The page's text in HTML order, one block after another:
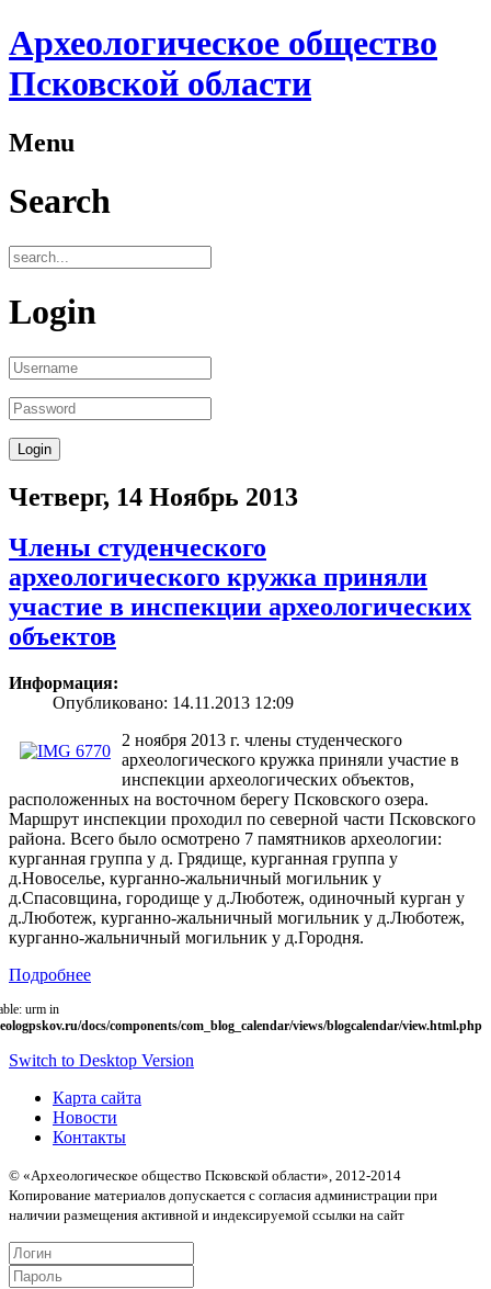
Археологическое общество
Псковской области
Menu
Search
Login
Четверг, 14 Ноябрь 2013
Члены студенческого
археологического кружка приняли
участие в инспекции археологических
объектов
Информация:
Опубликовано: 14.11.2013 12:09
2 ноября 2013 г. члены студенческого
археологического кружка приняли участие в
инспекции археологических объектов,
расположенных на восточном берегу Псковского озера.
Маршрут инспекции проходил по северной части Псковского
района. Всего было осмотрено 7 памятников археологии:
курганная группа у д. Грядище, курганная группа у
д.Новоселье, курганно-жальничный могильник у
д.Спасовщина, городище у д.Люботеж, одиночный курган у
д.Люботеж, курганно-жальничный могильник у д.Люботеж,
курганно-жальничный могильник у д.Городня.
Подробнее
urm in
docs/components/com_blog_calendar/views/blogcalendar/view.html.php
Switch to Desktop Version
Карта сайта
Новости
Контакты
© «Археологическое общество Псковской области», 2012-2014
Копирование материалов допускается с согласия администрации при
наличии размещения активной и индексируемой ссылки на сайт